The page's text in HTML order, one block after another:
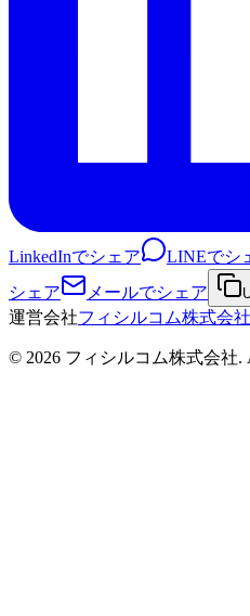
LinkedInでシェア LINEでシ
シェア
メールでシェア
運営会社フィシルコム株式会社
© 2026 フィシルコム株式会社.